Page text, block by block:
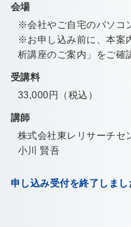
会場
※会社やご自宅のパソコ
※お申し込み前に、本案
析講座のご案内」をご確
受講料
33,000円（税込）
講師
株式会社東レリサーチ
小川 賢吾
申し込み受付を終了しまし